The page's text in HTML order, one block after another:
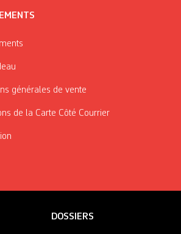
générales de vente
de la Carte Côté Courrier
DOSSIERS